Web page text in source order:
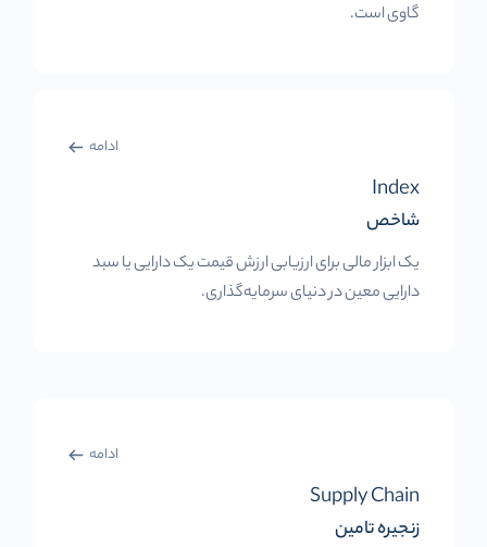
گاوی است.
ادامه
Index
شاخص
یک ابزار مالی برای ارزیابی ارزش قیمت یک دارایی یا سبد
دارایی معین در دنیای سرمایه‌گذاری.
ادامه
Supply Chain
زنجیره تامین